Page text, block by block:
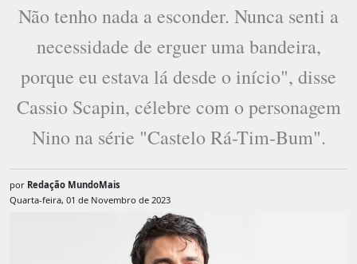
Não tenho nada a esconder. Nunca senti a
necessidade de erguer uma bandeira,
porque eu estava lá desde o início", disse
Cassio Scapin, célebre com o personagem
Nino na série "Castelo Rá-Tim-Bum".
por Redação MundoMais
Quarta-feira, 01 de Novembro de 2023